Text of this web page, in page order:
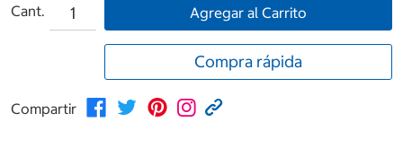
Cant. Agregar al Carrito
Compra rápida
Compartir